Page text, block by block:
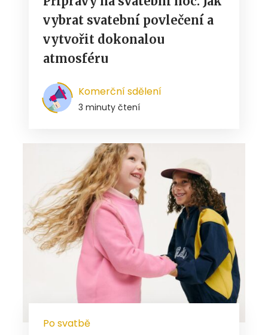
vybrat svatební povlečení a
vytvořit dokonalou
atmosféru
Komerční sdělení
3 minuty čtení
Po svatbě